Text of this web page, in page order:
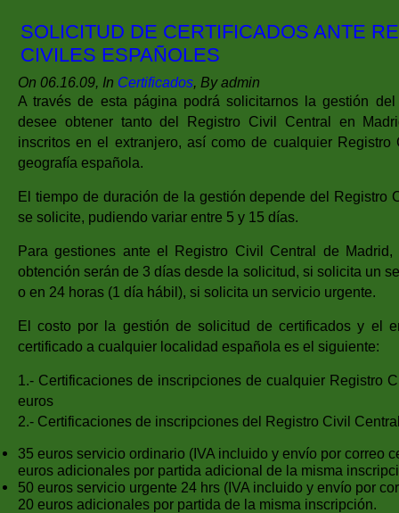
SOLICITUD DE CERTIFICADOS ANTE
CIVILES ESPAÑOLES
On 06.16.09, In Certificados, By admin
A través de esta página podrá solicitarnos la gestión del
desee obtener tanto del Registro Civil Central en
inscritos en el extranjero, así como de cualquier
geografía española.
El tiempo de duración de la gestión depende del Registro
se solicite, pudiendo variar entre 5 y 15 días.
Para gestiones ante el Registro Civil Central de
obtención serán de 3 días desde la solicitud, si solicita un
o en 24 horas (1 día hábil), si solicita un servicio urgente.
El costo por la gestión de solicitud de certificados y el
certificado a cualquier localidad española es el siguiente:
1.- Certificaciones de inscripciones de cualquier Registro
euros
2.- Certificaciones de inscripciones del Registro Civil
35 euros servicio ordinario (IVA incluido y envío por correo
euros adicionales por partida adicional de la misma
50 euros servicio urgente 24 hrs (IVA incluido y envío por
20 euros adicionales por partida de la misma inscripción.